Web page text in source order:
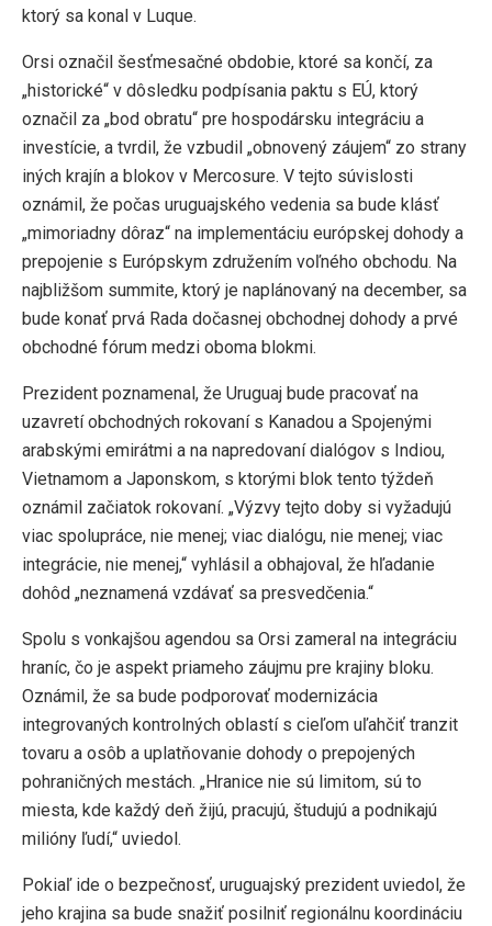
ktorý sa konal v Luque.
Orsi označil šesťmesačné obdobie, ktoré sa končí, za
„historické“ v dôsledku podpísania paktu s EÚ, ktorý
označil za „bod obratu“ pre hospodársku integráciu a
investície, a tvrdil, že vzbudil „obnovený záujem“ zo strany
iných krajín a blokov v Mercosure. V tejto súvislosti
oznámil, že počas uruguajského vedenia sa bude klásť
„mimoriadny dôraz“ na implementáciu európskej dohody a
prepojenie s Európskym združením voľného obchodu. Na
najbližšom summite, ktorý je naplánovaný na december, sa
bude konať prvá Rada dočasnej obchodnej dohody a prvé
obchodné fórum medzi oboma blokmi.
Prezident poznamenal, že Uruguaj bude pracovať na
uzavretí obchodných rokovaní s Kanadou a Spojenými
arabskými emirátmi a na napredovaní dialógov s Indiou,
Vietnamom a Japonskom, s ktorými blok tento týždeň
oznámil začiatok rokovaní. „Výzvy tejto doby si vyžadujú
viac spolupráce, nie menej; viac dialógu, nie menej; viac
integrácie, nie menej,“ vyhlásil a obhajoval, že hľadanie
dohôd „neznamená vzdávať sa presvedčenia.“
Spolu s vonkajšou agendou sa Orsi zameral na integráciu
hraníc, čo je aspekt priameho záujmu pre krajiny bloku.
Oznámil, že sa bude podporovať modernizácia
integrovaných kontrolných oblastí s cieľom uľahčiť tranzit
tovaru a osôb a uplatňovanie dohody o prepojených
pohraničných mestách. „Hranice nie sú limitom, sú to
miesta, kde každý deň žijú, pracujú, študujú a podnikajú
milióny ľudí,“ uviedol.
Pokiaľ ide o bezpečnosť, uruguajský prezident uviedol, že
jeho krajina sa bude snažiť posilniť regionálnu koordináciu